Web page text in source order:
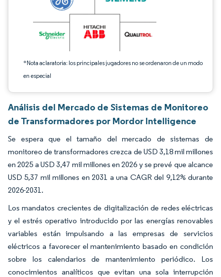
*Nota aclaratoria: los principales jugadores no se ordenaron de un modo
en especial
Análisis del Mercado de Sistemas de Monitoreo
de Transformadores por Mordor Intelligence
Se espera que el tamaño del mercado de sistemas de
monitoreo de transformadores crezca de USD 3,18 mil millones
en 2025 a USD 3,47 mil millones en 2026 y se prevé que alcance
USD 5,37 mil millones en 2031 a una CAGR del 9,12% durante
2026-2031.
Los mandatos crecientes de digitalización de redes eléctricas
y el estrés operativo introducido por las energías renovables
variables están impulsando a las empresas de servicios
eléctricos a favorecer el mantenimiento basado en condición
sobre los calendarios de mantenimiento periódico. Los
conocimientos analíticos que evitan una sola interrupción